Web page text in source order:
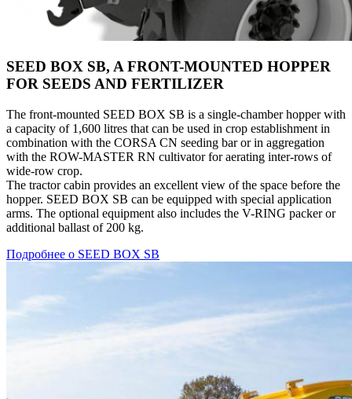
SEED BOX SB, A FRONT-MOUNTED HOPPER
FOR SEEDS AND FERTILIZER
The front-mounted SEED BOX SB is a single-chamber hopper with
a capacity of 1,600 litres that can be used in crop establishment in
combination with the CORSA CN seeding bar or in aggregation
with the ROW-MASTER RN cultivator for aerating inter-rows of
wide-row crop.
The tractor cabin provides an excellent view of the space before the
hopper. SEED BOX SB can be equipped with special application
arms. The optional equipment also includes the V-RING packer or
additional ballast of 200 kg.
Подробнее о SEED BOX SB